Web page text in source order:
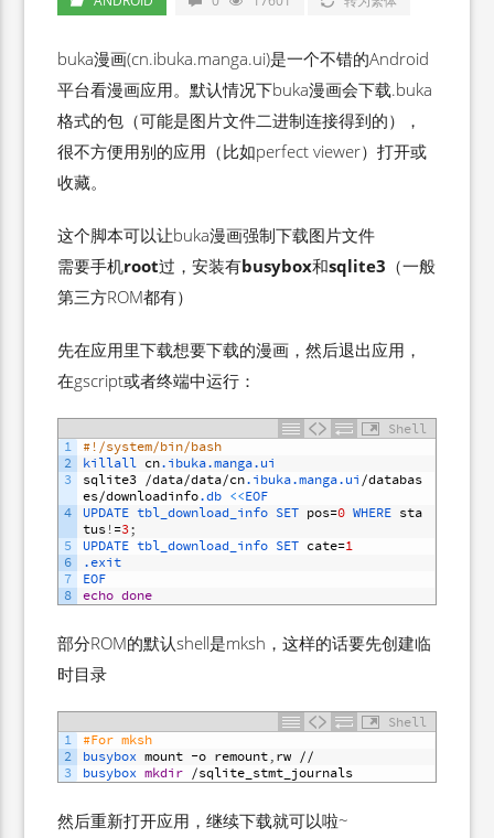
buka漫画(cn.ibuka.manga.ui)是一个不错的Android
平台看漫画应用。默认情况下buka漫画会下载.buka
格式的包（可能是图片文件二进制连接得到的），
很不方便用别的应用（比如perfect viewer）打开或
收藏。
这个脚本可以让buka漫画强制下载图片文件
需要手机root过，安装有busybox和sqlite3 （一般
第三方ROM都有）
先在应用里下载想要下载的漫画，然后退出应用，
在gscript或者终端中运行：
Shell
1
2
3
4
5
6
7
8
#!/system/bin/bash
killall cn.ibuka.manga.ui
sqlite3 /data/data/cn.ibuka.manga.ui/databas
es/downloadinfo.db <<EOF
UPDATE tbl_download_info SET pos=0 WHERE sta
tus!=3;
UPDATE tbl_download_info SET cate=1
.exit
EOF
echo done
部分ROM的默认shell是mksh，这样的话要先创建临
时目录
Shell
1
2
3
#For mksh
busybox mount -o remount,rw //
busybox mkdir /sqlite_stmt_journals
然后重新打开应用，继续下载就可以啦~